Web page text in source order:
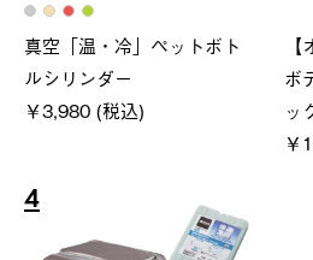
真空「温・冷」ペットボト
ルシリンダー
￥3,980 (税込)
ボ
ッ
￥
4